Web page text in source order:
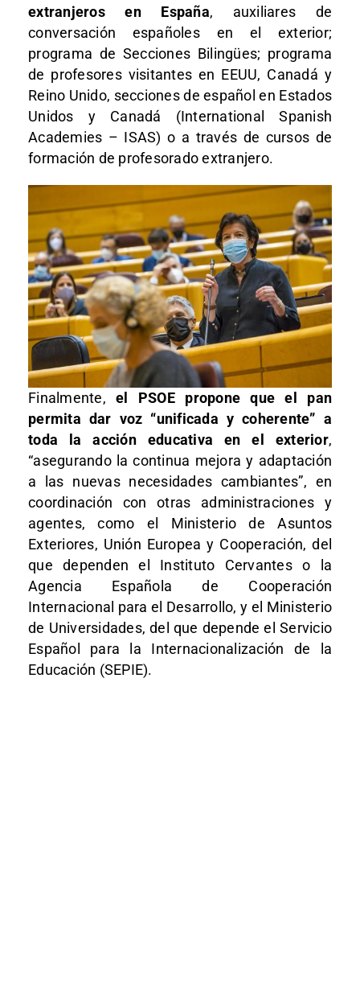
extranjeros en España, auxiliares de
conversación españoles en el exterior;
programa de Secciones Bilingües; programa
de profesores visitantes en EEUU, Canadá y
Reino Unido, secciones de español en Estados
Unidos y Canadá (International Spanish
Academies – ISAS) o a través de cursos de
formación de profesorado extranjero.
Finalmente,el PSOE propone que el pan
permita dar voz “unificada y coherente” a
toda la acción educativa en el exterior,
“asegurando la continua mejora y adaptación
a las nuevas necesidades cambiantes”, en
coordinación con otras administraciones y
agentes, como el Ministerio de Asuntos
Exteriores, Unión Europea y Cooperación, del
que dependen el Instituto Cervantes o la
Agencia Española de Cooperación
Internacional para el Desarrollo, y el Ministerio
de Universidades, del que depende el Servicio
Español para la Internacionalización de la
Educación (SEPIE).